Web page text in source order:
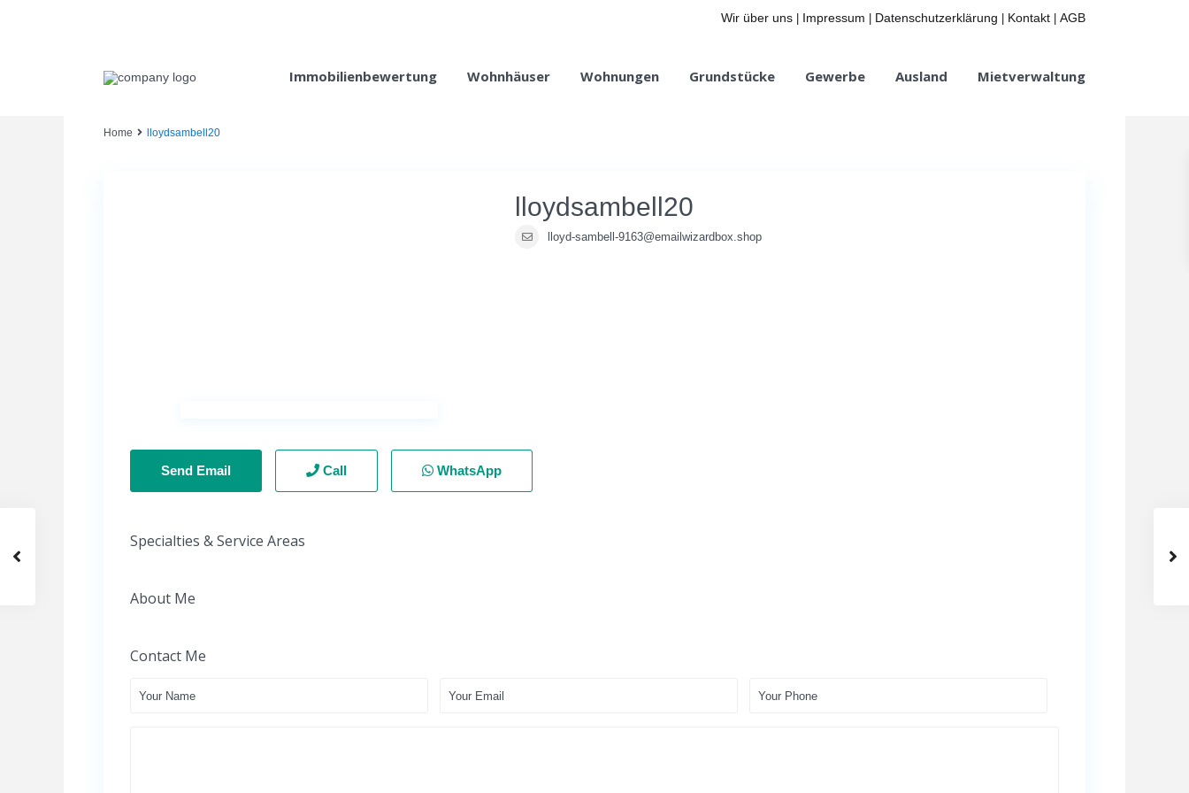
Wir über uns Impressum Datenschutzerklärung Kontakt AGB
Immobilienbewertung Wohnhäuser Wohnungen Grundstücke Gewerbe Ausland Mietverwaltung
Home lloydsambell20
lloydsambell20
lloyd-sambell-9163@emailwizardbox.shop
Send Email Call WhatsApp
Specialties & Service Areas
About Me
Contact Me